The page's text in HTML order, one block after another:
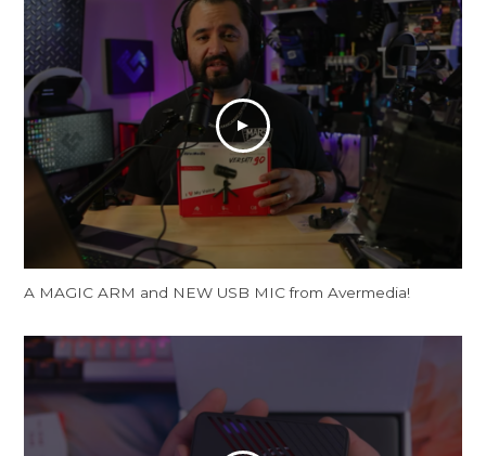
A MAGIC ARM and NEW USB MIC from Avermedia!